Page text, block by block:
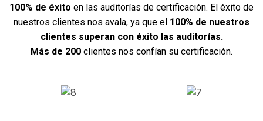
100% de éxito en las auditorías de certificación. El éxito de
nuestros clientes nos avala, ya que el 100% de nuestros
clientes superan con éxito las auditorías.
Más de 200 clientes nos confían su certificación.